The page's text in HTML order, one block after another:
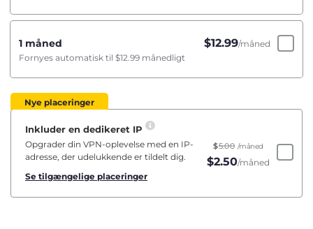
1 måned $12.99/måned
Fornyes automatisk til $12.99 månedligt
Nye placeringer
Inkluder en dedikeret IP
Opgrader din VPN-oplevelse med en IP-
adresse, der udelukkende er tildelt dig.
Se tilgængelige placeringer
$5.00 /måned
$2.50/måned